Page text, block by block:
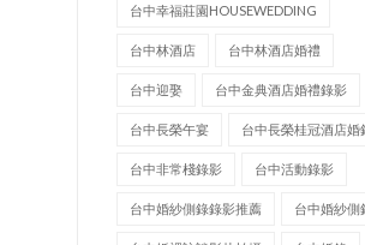
台中幸福莊園HOUSEWEDDING
台中林酒店 台中林酒店婚禮
台中迎娶 台中金典酒店婚禮錄影
台中長榮午宴 台中長榮桂冠酒店婚
台中非常棧錄影 台中活動錄影
台中婚紗側錄錄影推薦 台中婚紗側